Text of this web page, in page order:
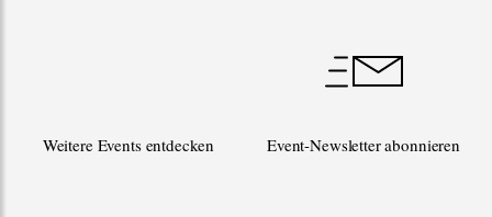
Weitere Events entdecken Event-Newsletter abonnieren